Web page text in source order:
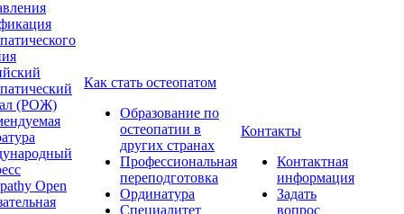
(РОЖ)
Open
Как стать остеопатом
Образование по
остеопатии в
других странах
Профессиональная
переподготовка
Ординатура
Специалитет
Контакты
Контактная
информация
Задать
вопрос